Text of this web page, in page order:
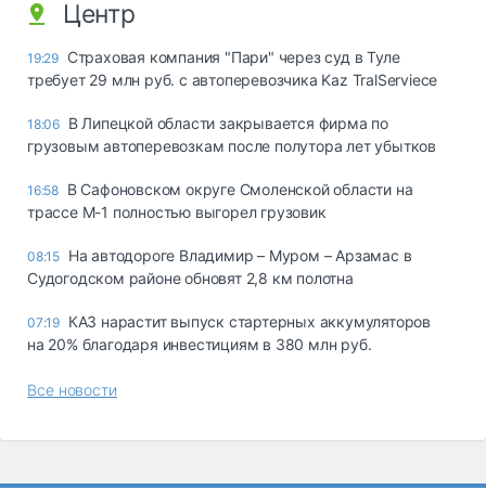
Центр
19:29 Страховая компания "Пари" через суд в Туле
требует 29 млн руб. с автоперевозчика Kaz TralServiece
18:06 В Липецкой области закрывается фирма по
грузовым автоперевозкам после полутора лет убытков
16:58 В Сафоновском округе Смоленской области на
трассе М-1 полностью выгорел грузовик
08:15 На автодороге Владимир – Муром – Арзамас в
Судогодском районе обновят 2,8 км полотна
07:19 КАЗ нарастит выпуск стартерных аккумуляторов
на 20% благодаря инвестициям в 380 млн руб.
Все новости